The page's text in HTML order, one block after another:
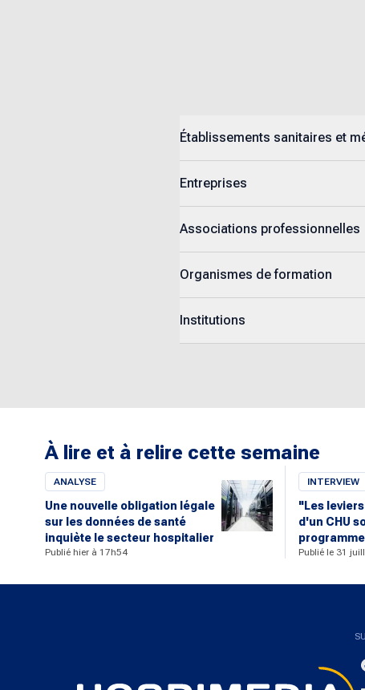
Établissements sanitaires et
Entreprises
Associations professionnelles
Organismes de formation
Institutions
À lire et à relire cette semaine
ANALYSE
Une nouvelle obligation légale
sur les données de santé
inquiète le secteur hospitalier
Publié hier à 17h54
INTERVIEW
"Les
d'un CHU
Publié le 31